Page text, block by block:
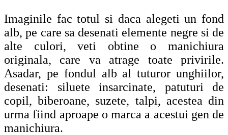
Imaginile fac totul si daca alegeti un fond
alb, pe care sa desenati elemente negre si de
alte culori, veti obtine o manichiura
originala, care va atrage toate privirile.
Asadar, pe fondul alb al tuturor unghiilor,
desenati: siluete insarcinate, patuturi de
copil, biberoane, suzete, talpi, acestea din
urma fiind aproape o marca a acestui gen de
manichiura.